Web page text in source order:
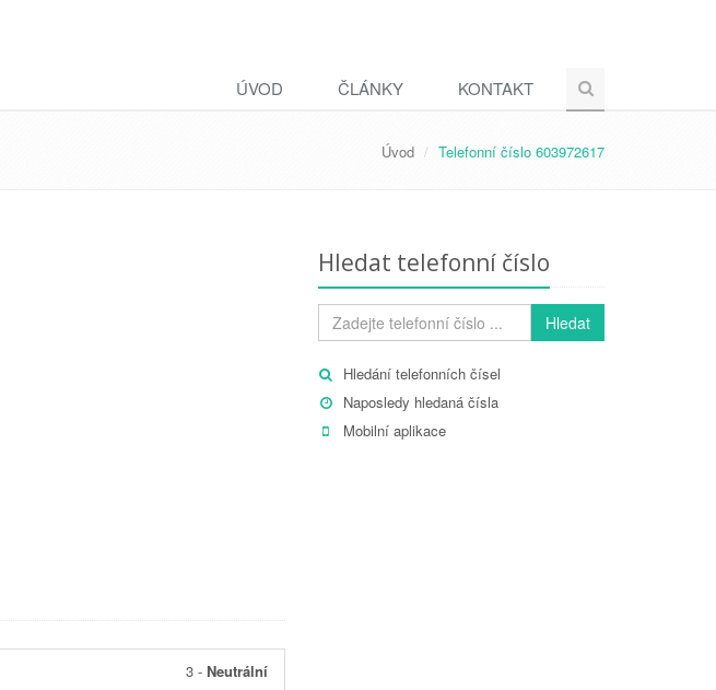
ÚVOD ČLÁNKY KONTAKT
Úvod Telefonní číslo 603972617
3- Neutrální
Hledat telefonní číslo
Hledat
Hledání telefonních čísel
Naposledy hledaná čísla
Mobilní aplikace